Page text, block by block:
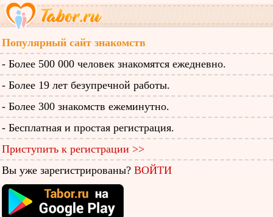
Популярный сайт знакомств
- Более 500 000 человек знакомятся ежедневно.
- Более 19 лет безупречной работы.
- Более 300 знакомств ежеминутно.
- Бесплатная и простая регистрация.
Приступить к регистрации >>
Вы уже зарегистрированы? ВОЙТИ